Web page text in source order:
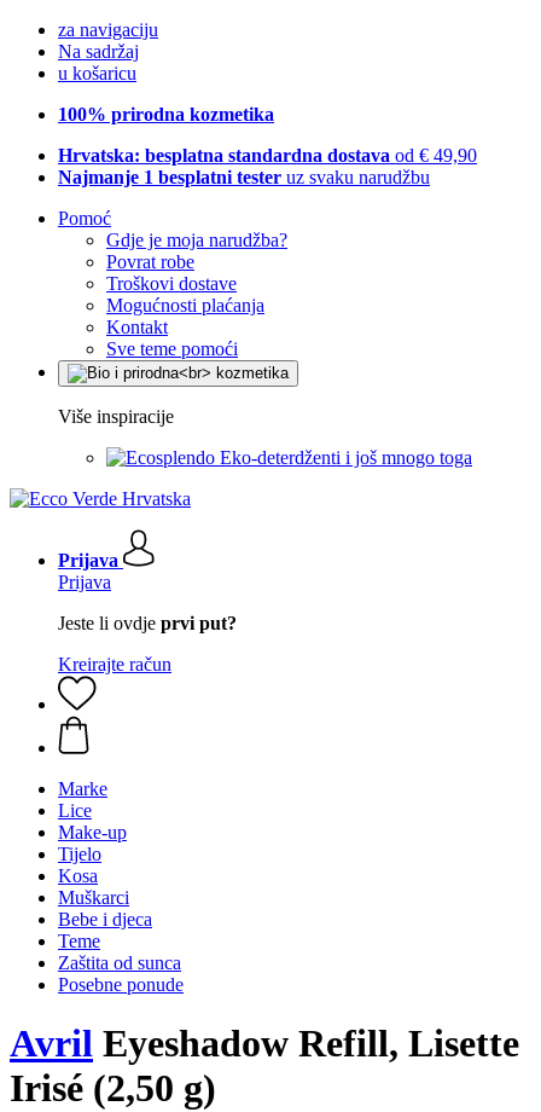
za navigaciju
Na sadržaj
u košaricu
100% prirodna kozmetika
Hrvatska: besplatna standardna dostava od € 49,90
Najmanje 1 besplatni tester uz svaku narudžbu
Pomoć
Gdje je moja narudžba?
Povrat robe
Troškovi dostave
Mogućnosti plaćanja
Kontakt
Sve teme pomoći
Više inspiracije
Eko-deterdženti i još mnogo toga
Prijava
Prijava
Jeste li ovdje prvi put?
Kreirajte račun
Marke
Lice
Make-up
Tijelo
Kosa
Muškarci
Bebe i djeca
Teme
Zaštita od sunca
Posebne ponude
Avril Eyeshadow Refill, Lisette
Irisé (2,50 g)